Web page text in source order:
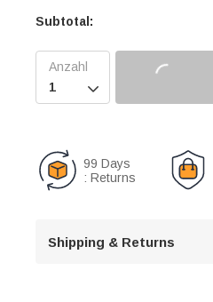
Subtotal:

99 Days
: Returns
Shipping & Returns